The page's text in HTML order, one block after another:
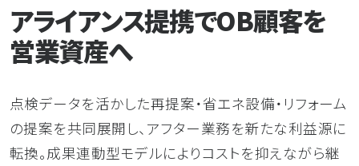
アライアンス提携でOB顧客を
営業資産へ
点検データを活かした再提案・省エネ設備・リフォーム
の提案を共同展開し、アフター業務を新たな利益源に
転換。成果連動型モデルによりコストを抑えながら継